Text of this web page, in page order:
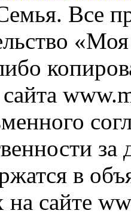
Все
в
сайте